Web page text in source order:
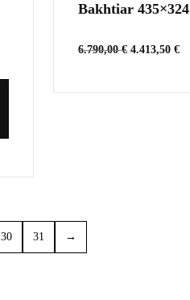
Bakhtiar 435×324
6.790,00€ 4.413,50 €
30 31 →